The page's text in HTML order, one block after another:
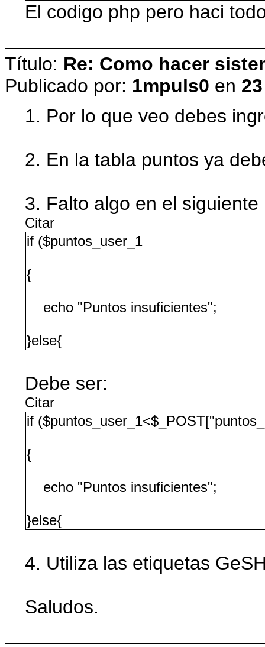
El codigo php pero haci
Título: Re: Como hacer
Publicado por: 1mpuls0 en
1. Por lo que veo debes
2. En la tabla puntos ya
3. Falto algo en el
Citar
if ($puntos_user_1
{
echo "Puntos insuficientes";
}else{
Debe ser:
Citar
if
{
echo "Puntos insuficientes";
}else{
4. Utiliza las etiquetas
Saludos.